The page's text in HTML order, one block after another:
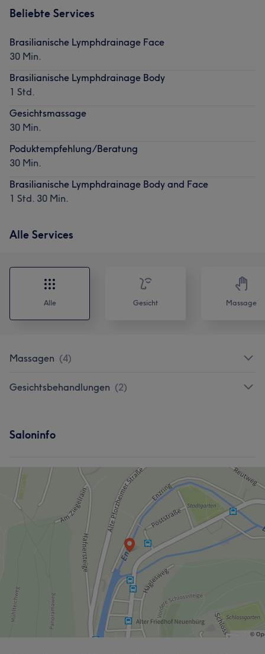
Beliebte Services
Brasilianische Lymphdrainage Face
30 Min.
Brasilianische Lymphdrainage Body
1 Std.
Gesichtsmassage
30 Min.
Poduktempfehlung/Beratung
30 Min.
Brasilianische Lymphdrainage Body and Face
1 Std. 30 Min.
Alle Services
Alle Gesicht Massage
Massagen (4)
Gesichtsbehandlungen (2)
Saloninfo